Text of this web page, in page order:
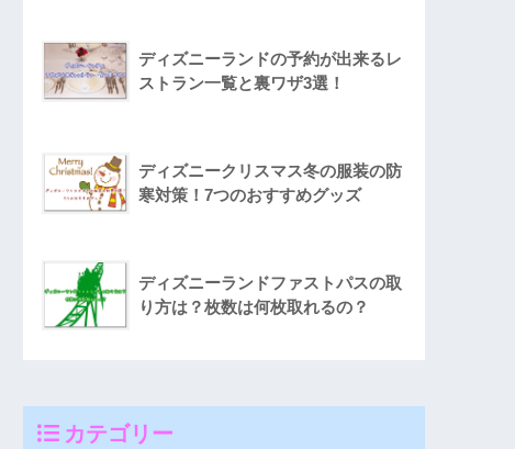
ディズニーランドの予約が出来るレ
ストラン一覧と裏ワザ3選！
ディズニークリスマス冬の服装の防
寒対策！7つのおすすめグッズ
ディズニーランドファストパスの取
り方は？枚数は何枚取れるの？
カテゴリー